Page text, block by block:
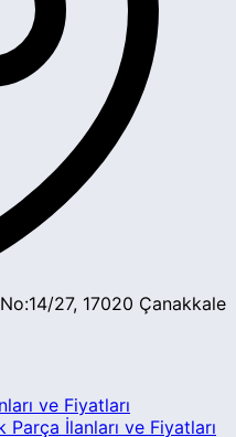
27, 17020 Çanakkale
ve Fiyatları
İlanları ve Fiyatları